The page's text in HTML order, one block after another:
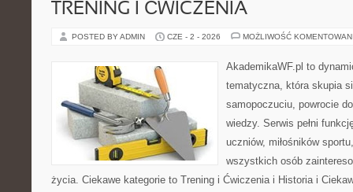
TRENING I ĆWICZENIA
POSTED BY ADMIN CZE - 2 - 2026 MOŻLIWOŚĆ
AkademikaWF.pl to
tematyczna, która skupia
samopoczuciu, powrocie
wiedzy. Serwis pełni
uczniów, miłośników
wszystkich osób
życia. Ciekawe kategorie to Trening i Ćwiczenia i Historia i